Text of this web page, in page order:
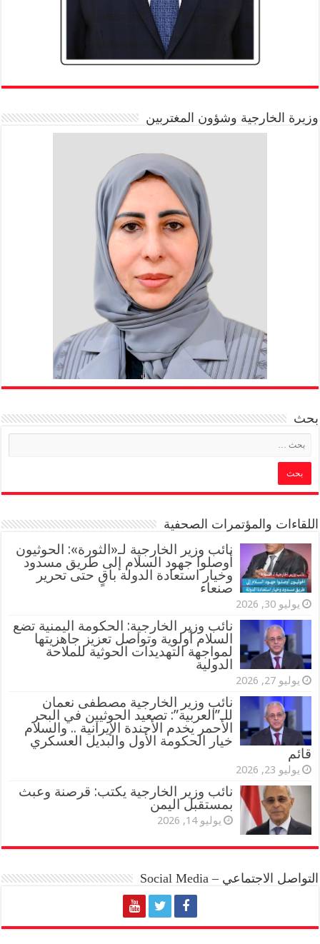
وزيرة الخارجية وشؤون المغتربين
بحث
اللقاءات والمؤتمرات الصحفية
‏نائب وزير الخارجية لـ«الثورة»: الحوثيون
أوصلوا جهود السلام إلى طريق مسدود
وخيار استعادة الدولة باقٍ حتى تحرير
صنعاء
يوليو 30, 2026
نائب وزير الخارجية: الحكومة اليمنية تضع
السلام أولوية وتواصل تعزيز جاهزيتها
لمواجهة التهديدات الحوثية للملاحة
الدولية
يوليو 27, 2026
نائب وزير الخارجية مصطفى نعمان
للـ”العربية”: تصعيد الحوثيين في البحر
الأحمر يخدم الأجندة الإيرانية .. والسلام
خيار الحكومة الأول والبديل العسكري
قائم
يوليو 23, 2026
نائب وزير الخارجية يكتب: قرصنة وعبث
بمستقبل اليمن
يوليو 14, 2026
التواصل الاجتماعي – Social Media